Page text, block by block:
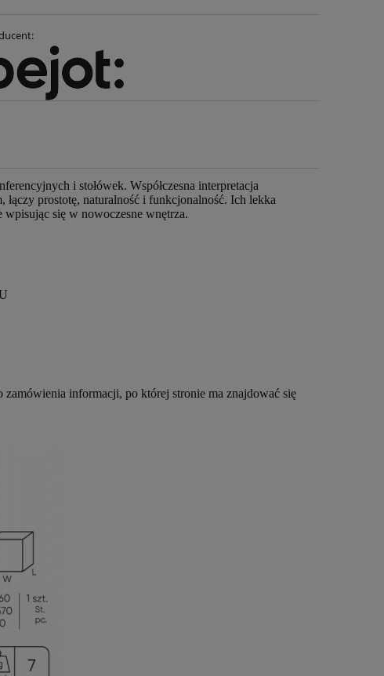
i stołówek. Współczesna interpretacja
prostotę, naturalność i funkcjonalność. Ich lekka
się w nowoczesne wnętrza.
informacji, po której stronie ma znajdować się